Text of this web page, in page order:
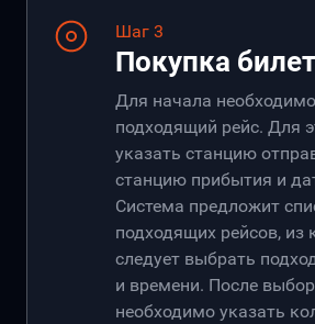
Шаг 3
Покупка
Для начала
подходящий рейс. Для
указать станцию
станцию прибытия и
Система предложит
подходящих рейсов, из
следует выбрать
и времени. После
необходимо указать